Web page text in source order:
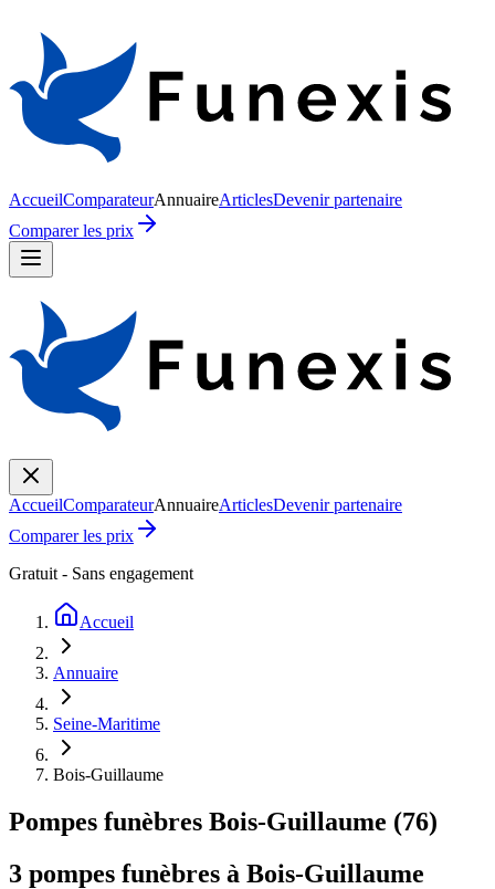
AccueilComparateurAnnuaireArticlesDevenir partenaire
Comparer les prix
AccueilComparateurAnnuaireArticlesDevenir partenaire
Comparer les prix
Gratuit - Sans engagement
Accueil
Annuaire
Seine-Maritime
Bois-Guillaume
Pompes funèbres Bois-Guillaume (76)
3 pompes funèbres à Bois-Guillaume